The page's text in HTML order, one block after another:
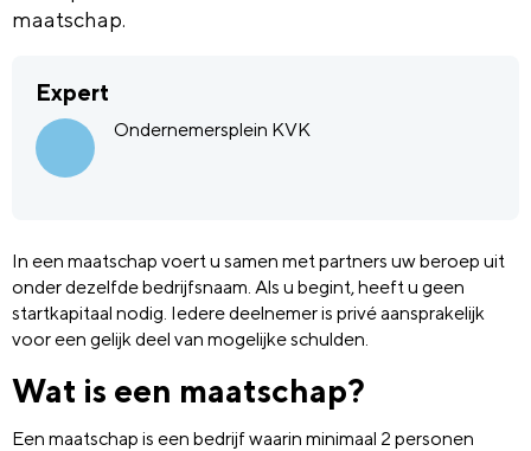
maatschap.
Expert
Ondernemersplein KVK
In een maatschap voert u samen met partners uw beroep uit
onder dezelfde bedrijfsnaam. Als u begint, heeft u geen
startkapitaal nodig. Iedere deelnemer is privé aansprakelijk
voor een gelijk deel van mogelijke schulden.
Wat is een maatschap?
Een maatschap is een bedrijf waarin minimaal 2 personen